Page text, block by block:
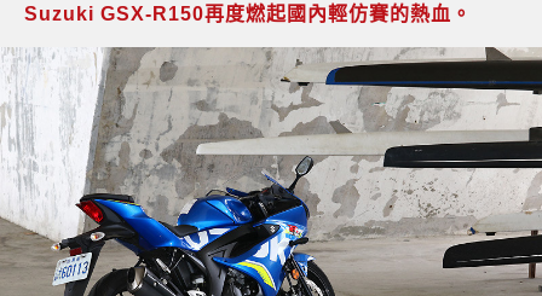
Suzuki GSX-R150再度燃起國內輕仿賽的熱血。